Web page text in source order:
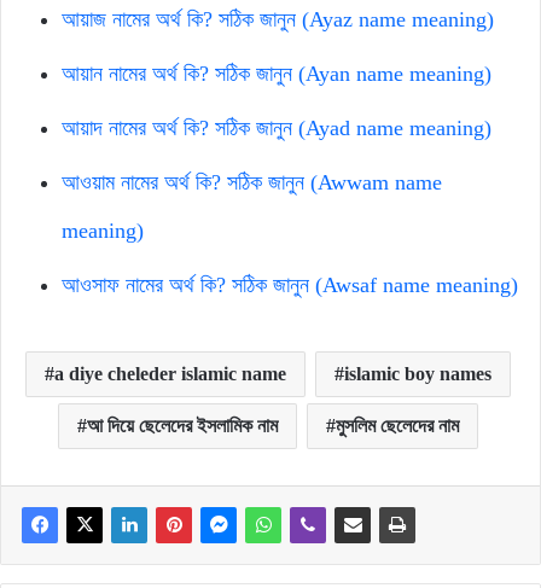
আয়াজ নামের অর্থ কি? সঠিক জানুন (Ayaz name meaning)
আয়ান নামের অর্থ কি? সঠিক জানুন (Ayan name meaning)
আয়াদ নামের অর্থ কি? সঠিক জানুন (Ayad name meaning)
আওয়াম নামের অর্থ কি? সঠিক জানুন (Awwam name
meaning)
আওসাফ নামের অর্থ কি? সঠিক জানুন (Awsaf name meaning)
a diye cheleder islamic name islamic boy names
আ দিয়ে ছেলেদের ইসলামিক নাম মুসলিম ছেলেদের নাম